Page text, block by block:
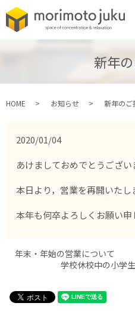
新年
HOME お知らせ 新年のご
2020/01/04
あけましておめでとうござい
本日より，営業を再開いたし
本年も何卒よろしくお願い申
年末・年始の営業について
学校休校中の小学